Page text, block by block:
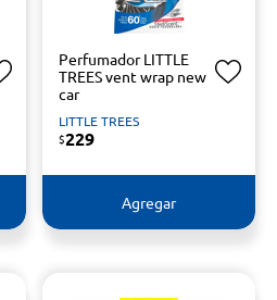
Perfumador LITTLE
TREES vent wrap new
car
LITTLE TREES
$229
Agregar